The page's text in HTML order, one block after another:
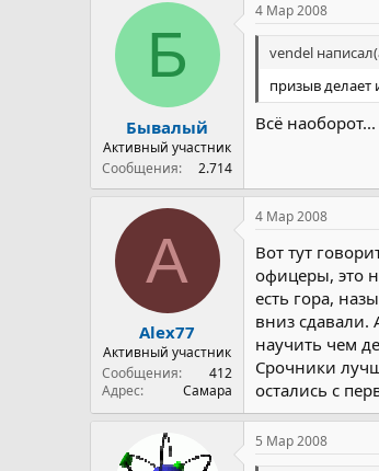
Б
Бывалый
Активный участник
Сообщения
2.714
4 Мар 2008
vendel
призыв делает
Всё наоборот...
A
Alex77
Активный участник
Сообщения
412
Адрес
Самара
4 Мар 2008
Вот тут
офицеры, это
есть гора,
вниз сдавали.
научить чем
Срочники
остались с
5 Мар 2008